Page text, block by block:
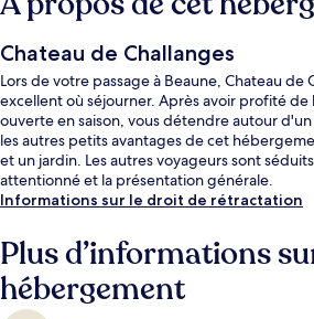
Chateau de Challanges
Lors de votre passage à Beaune, Chateau de
excellent où séjourner. Après avoir profité de
ouverte en saison, vous détendre autour
les autres petits avantages de cet
et un jardin. Les autres voyageurs sont
attentionné et la présentation générale.
Informations sur le droit de rétractation
Plus d’informations
hébergement